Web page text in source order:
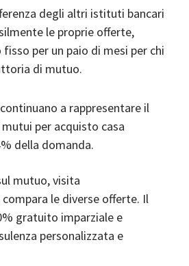
degli altri istituti bancari
le proprie offerte,
per un paio di mesi per chi
di mutuo.
a rappresentare il
per acquisto casa
della domanda.
mutuo, visita
compara le diverse offerte. Il
gratuito imparziale e
personalizzata e